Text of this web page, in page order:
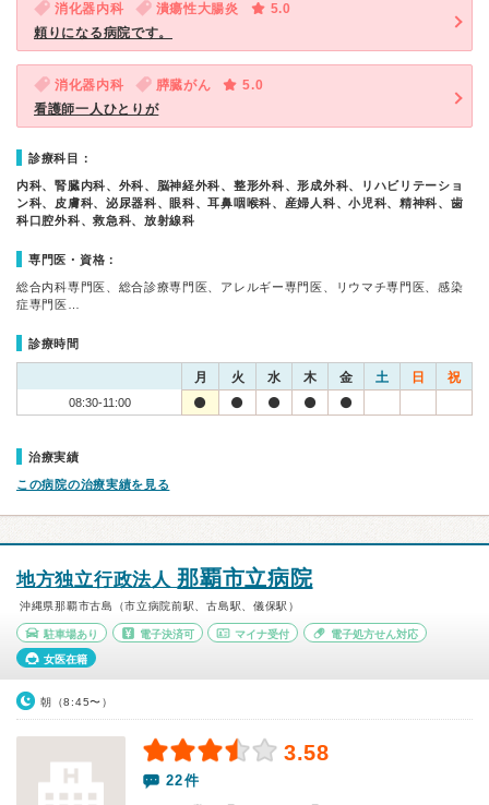
消化器内科 潰瘍性大腸炎
5.0
頼りになる病院です。
消化器内科 膵臓がん
5.0
看護師一人ひとりが
診療科目：
内科、腎臓内科、外科、脳神経外科、整形外科、形成外科、リハビリテーショ
ン科、皮膚科、泌尿器科、眼科、耳鼻咽喉科、産婦人科、小児科、精神科、歯
科口腔外科、救急科、放射線科
専門医・資格：
総合内科専門医、総合診療専門医、アレルギー専門医、リウマチ専門医、感染
症専門医…
診療時間
月 火 水 木 金 土 日 祝
08:30-11:00
治療実績
この病院の治療実績を見る
地方独立行政法人那覇市立病院
沖縄県那覇市古島（市立病院前駅、古島駅、儀保駅）
駐車場あり 電子決済可 マイナ受付 電子処方せん対応
女医在籍
朝（8:45〜）
3.58
22件